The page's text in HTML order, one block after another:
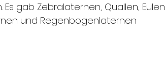
gab Zebralaternen, Quallen, Eulen
und Regenbogenlaternen